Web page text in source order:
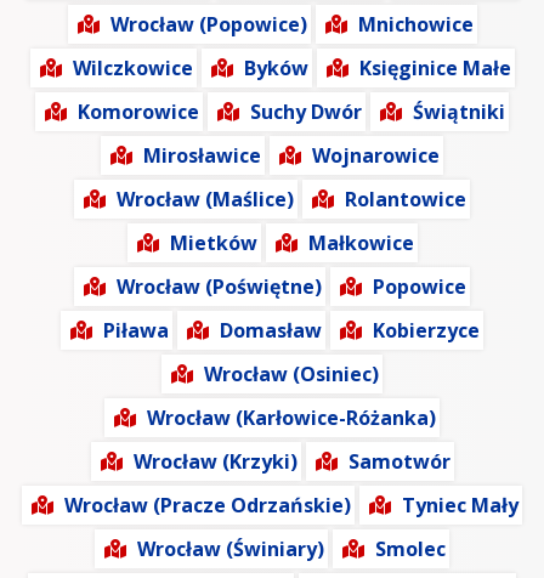
Wrocław (Popowice)
Mnichowice
Wilczkowice
Byków
Księginice Małe
Komorowice
Suchy Dwór
Świątniki
Mirosławice
Wojnarowice
Wrocław (Maślice)
Rolantowice
Mietków
Małkowice
Wrocław (Poświętne)
Popowice
Piława
Domasław
Kobierzyce
Wrocław (Osiniec)
Wrocław (Karłowice-Różanka)
Wrocław (Krzyki)
Samotwór
Wrocław (Pracze Odrzańskie)
Tyniec Mały
Wrocław (Świniary)
Smolec